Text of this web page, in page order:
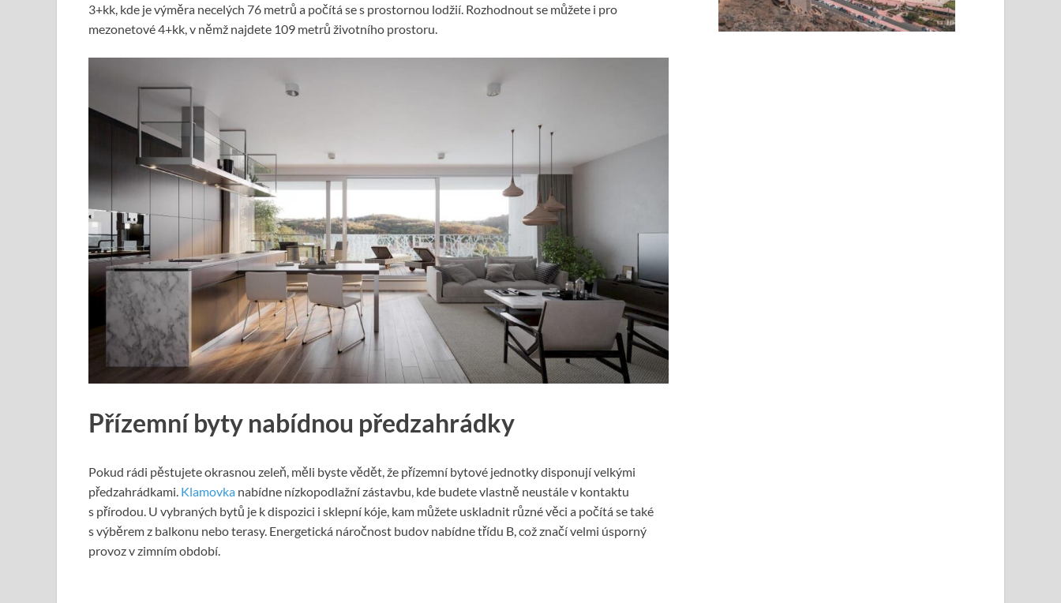
3+kk, kde je výměra necelých 76 metrů a počítá se s prostornou lodžií. Rozhodnout se můžete i pro
mezonetové 4+kk, v němž najdete 109 metrů životního prostoru.
Přízemní byty nabídnou předzahrádky
Pokud rádi pěstujete okrasnou zeleň, měli byste vědět, že přízemní bytové jednotky disponují velkými
předzahrádkami. Klamovka nabídne nízkopodlažní zástavbu, kde budete vlastně neustále v kontaktu
s přírodou. U vybraných bytů je k dispozici i sklepní kóje, kam můžete uskladnit různé věci a počítá se také
s výběrem z balkonu nebo terasy. Energetická náročnost budov nabídne třídu B, což značí velmi úsporný
provoz v zimním období.